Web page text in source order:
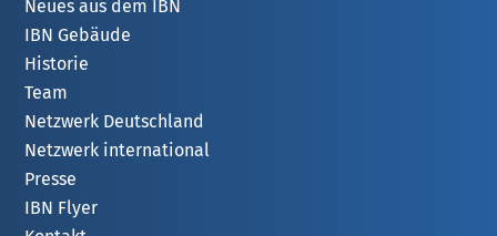
Neues aus dem IBN
IBN Gebäude
Historie
Team
Netzwerk Deutschland
Netzwerk international
Presse
IBN Flyer